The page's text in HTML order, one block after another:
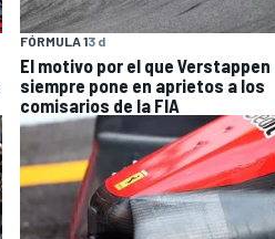
FÓRMULA 13 d
El motivo por el que Verstappen
siempre pone en aprietos a los
comisarios de la FIA